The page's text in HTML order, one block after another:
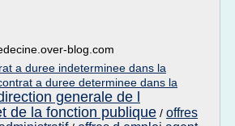
blog.com
a duree indeterminee dans la
a duree determinee dans la
generale de l
de la fonction publique / offres